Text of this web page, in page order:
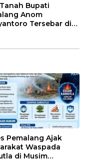
Bupati
Anom
Tersebar di
Pemalang Ajak
Waspada
di Musim